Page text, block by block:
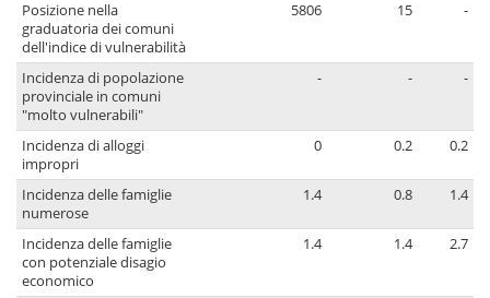
Posizione nella
graduatoria dei comuni
dell'indice di vulnerabilità
5806 15 -
Incidenza di popolazione
provinciale in comuni
"molto vulnerabili"
- - -
Incidenza di alloggi
impropri
0 0.2 0.2
Incidenza delle famiglie
numerose
1.4 0.8 1.4
Incidenza delle famiglie
con potenziale disagio
economico
1.4 1.4 2.7